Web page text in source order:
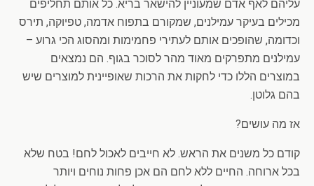
עליהם לאף אדם שמעוניין להישאר בריא. כל אותם תחליפים
מכילים בעיקר עמילנים, שמקורם בתפוח אדמה, טפיוקה, תירס
וכדומה, שהופכים אותם לעתירי פחמימות ומהסוג הכי גרוע –
עמילנים מתפרקים מאוד מהר לסוכר בגוף. הם נמצאים
במוצרים הללו כדי לחקות את הרכות שאופיינית למוצרים שיש
בהם גלוטן.
אז מה עושים?
קודם כל משנים את הראש. לא חייבים לאכול לחם! בטח שלא
בכל ארוחה. החיים ללא לחם הם אכן פחות נוחים ויותר